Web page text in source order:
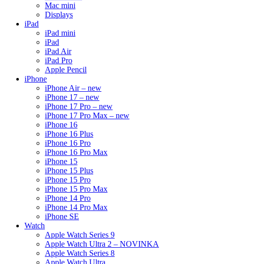
Mac mini
Displays
iPad
iPad mini
iPad
iPad Air
iPad Pro
Apple Pencil
iPhone
iPhone Air – new
iPhone 17 – new
iPhone 17 Pro – new
iPhone 17 Pro Max – new
iPhone 16
iPhone 16 Plus
iPhone 16 Pro
iPhone 16 Pro Max
iPhone 15
iPhone 15 Plus
iPhone 15 Pro
iPhone 15 Pro Max
iPhone 14 Pro
iPhone 14 Pro Max
iPhone SE
Watch
Apple Watch Series 9
Apple Watch Ultra 2 – NOVINKA
Apple Watch Series 8
Apple Watch Ultra